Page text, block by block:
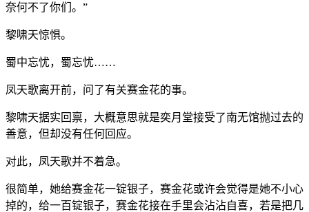
奈何不了你们。”
黎啸天惊惧。
蜀中忘忧，蜀忘忧……
凤天歌离开前，问了有关赛金花的事。
黎啸天据实回禀，大概意思就是奕月堂接受了南无馆抛过去的
善意，但却没有任何回应。
对此，凤天歌并不着急。
很简单，她给赛金花一锭银子，赛金花或许会觉得是她不小心
掉的，给一百锭银子，赛金花接在手里会沾沾自喜，若是把几